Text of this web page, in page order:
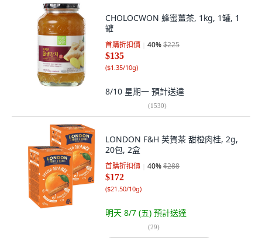
CHOLOCWON 蜂蜜薑茶, 1kg, 1罐, 1
罐
首購折扣價 40%$225
$135
($1.35/10g)
8/10 星期一 預計送達
(1530)
LONDON F&H 芙賀茶 甜橙肉桂, 2g,
20包, 2盒
首購折扣價 40%$288
$172
($21.50/10g)
明天 8/7 (五) 預計送達
(29)